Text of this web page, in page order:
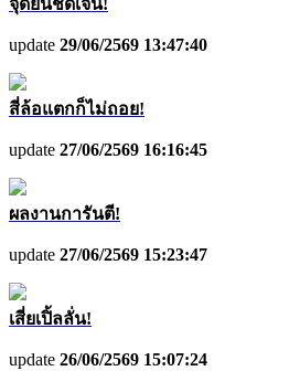
จุดยืนชัดเจน!
update 29/06/2569 13:47:40
สี่ล้อแตกก็ไม่ถอย!
update 27/06/2569 16:16:45
ผลงานการันตี!
update 27/06/2569 15:23:47
เสี่ยเปิ้ลลั่น!
update 26/06/2569 15:07:24